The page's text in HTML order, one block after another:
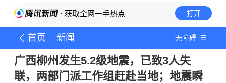
· 获取全网一手热点 打开
首页 新闻 无障碍
广西柳州发生5.2级地震，已致3人失
联，两部门派工作组赶赴当地；地震瞬